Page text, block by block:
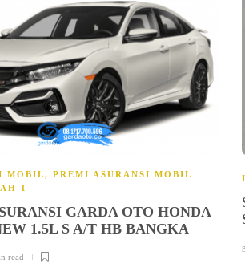
MOBIL, PREMI ASURANSI MOBIL
1
GARDA OTO HONDA
1.5L S A/T HB BANGKA
read